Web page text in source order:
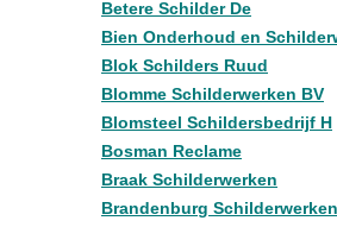
Betere Schilder De
Bien Onderhoud en
Blok Schilders Ruud
Blomme Schilderwerken BV
Blomsteel Schildersbedrijf H
Bosman Reclame
Braak Schilderwerken
Brandenburg Schilderwerken